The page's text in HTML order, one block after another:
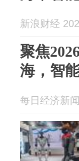
新浪财经
聚焦
海，智
每日经济新